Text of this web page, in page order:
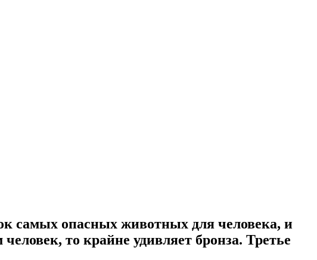
самых опасных животных для человека, и
то крайне удивляет бронза. Третье